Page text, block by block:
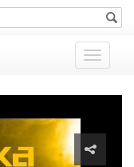
Показать
меню